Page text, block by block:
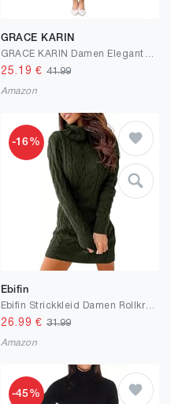
GRACE KARIN
25.19 € 41.99
Amazon
-16%
Ebifin
Ebifin Strickkleid Damen Rollkragen Strickpullover Elegant Jumper Kleid Pullikleid Winterkleid Stretch Sweater Dress.
26.99 € 31.99
Amazon
-45%